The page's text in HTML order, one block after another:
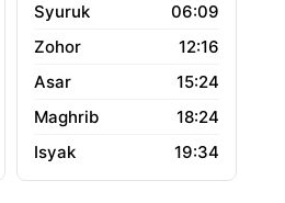
06:09
12:16
15:24
18:24
19:34